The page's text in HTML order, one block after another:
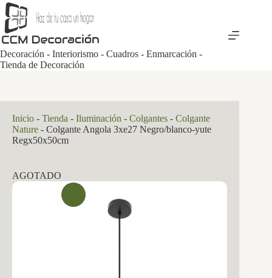
Saltar
al
contenido
Decoración - Interiorismo - Cuadros - Enmarcación -
Tienda de Decoración
Inicio - Tienda - Iluminación - Colgantes - Colgante
Nature - Colgante Angola 3xe27 Negro/blanco-yute
Regx50x50cm
AGOTADO